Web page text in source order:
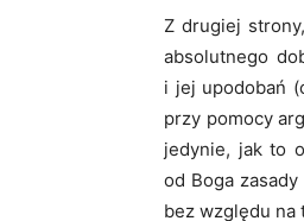
Z drugiej
absolutnego
i jej upodobań
przy pomocy
jedynie, jak to
od Boga
bez względu